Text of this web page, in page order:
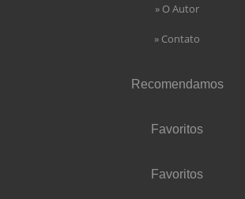
» O Autor
» Contato
Recomendamos
Favoritos
Favoritos